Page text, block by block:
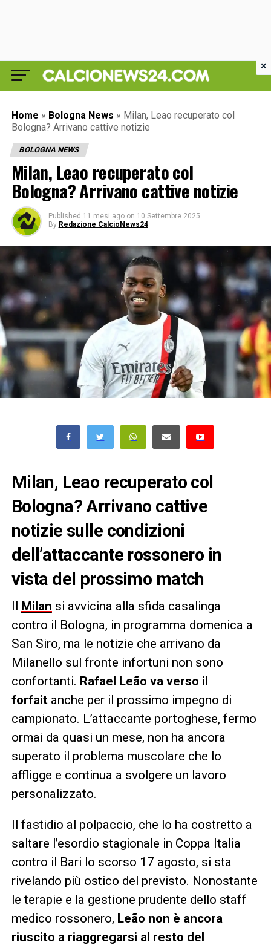
Home » Bologna News » Milan, Leao recuperato col
Bologna? Arrivano cattive notizie
BOLOGNA NEWS
Milan, Leao recuperato col
Bologna? Arrivano cattive notizie
Published 11 mesi ago on 10 Settembre 2025
By Redazione CalcioNews24
Milan, Leao recuperato col
Bologna? Arrivano cattive
notizie sulle condizioni
dell’attaccante rossonero in
vista del prossimo match
Il Milan si avvicina alla sfida casalinga
contro il Bologna, in programma domenica a
San Siro, ma le notizie che arrivano da
Milanello sul fronte infortuni non sono
confortanti. Rafael Leão va verso il
forfaitanche per il prossimo impegno di
campionato. L’attaccante portoghese, fermo
ormai da quasi un mese, non ha ancora
superato il problema muscolare che lo
affligge e continua a svolgere un lavoro
personalizzato.
Il fastidio al polpaccio, che lo ha costretto a
saltare l’esordio stagionale in Coppa Italia
contro il Bari lo scorso 17 agosto, si sta
rivelando più ostico del previsto. Nonostante
le terapie e la gestione prudente dello staff
medico rossonero, Leão non è ancora
riuscito a riaggregarsi al resto del
×